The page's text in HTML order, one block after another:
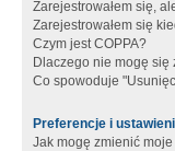
Zarejestrowałem się,
Zarejestrowałem się
Czym jest COPPA?
Dlaczego nie mogę się
Co spowoduje
Preferencje i
Jak mogę zmienić